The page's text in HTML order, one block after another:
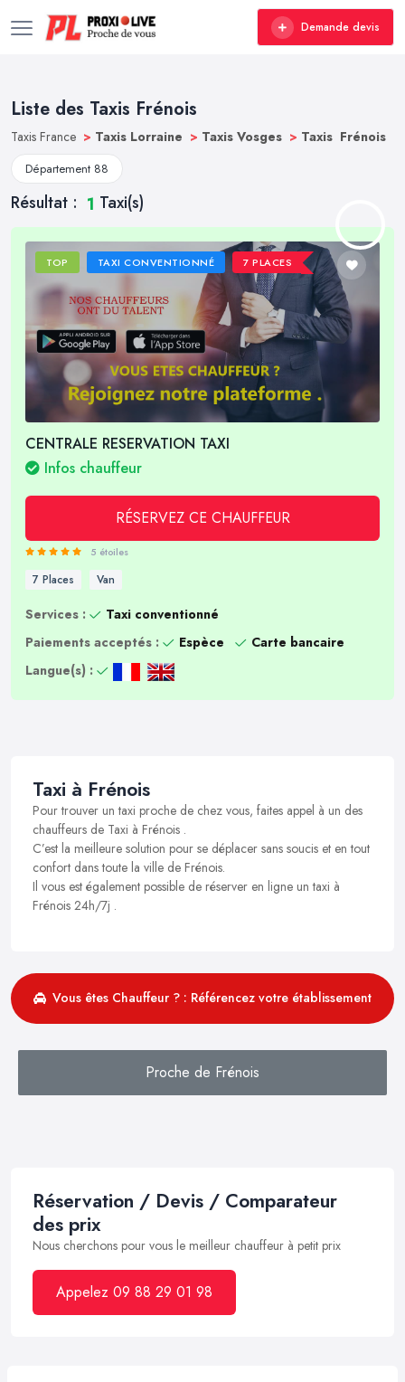
Demande devis
Liste des Taxis Frénois
Taxis France > Taxis Lorraine > Taxis Vosges > Taxis Frénois
Département 88
Résultat : 1 Taxi(s)
TOP TAXI CONVENTIONNÉ 7 PLACES
CENTRALE RESERVATION TAXI
Infos chauffeur
RÉSERVEZ CE CHAUFFEUR
5 étoiles
7 Places Van
Services :
Taxi conventionné
Paiements acceptés :
Espèce
Carte bancaire
Langue(s) :
Taxi à Frénois
Pour trouver un taxi proche de chez vous, faites appel à un des
chauffeurs de Taxi à Frénois .
C’est la meilleure solution pour se déplacer sans soucis et en tout
confort dans toute la ville de Frénois.
Il vous est également possible de réserver en ligne un taxi à
Frénois 24h/7j .
Vous êtes Chauffeur ? : Référencez votre établissement
Proche de Frénois
Réservation / Devis / Comparateur
des prix
Nous cherchons pour vous le meilleur chauffeur à petit prix
Appelez 09 88 29 01 98